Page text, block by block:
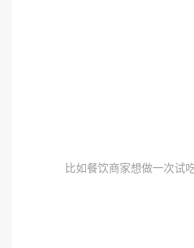
比如餐饮商家想做一次试